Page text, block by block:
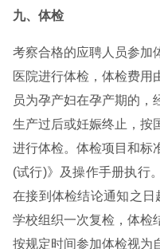
九、体检
考察合格的应聘人员参加
医院进行体检，体检费用
员为孕产妇在孕产期的，
生产过后或妊娠终止，按
进行体检。体检项目和标
(试行)》及操作手册执行
在接到体检结论通知之
学校组织一次复检，体检
按规定时间参加体检视为